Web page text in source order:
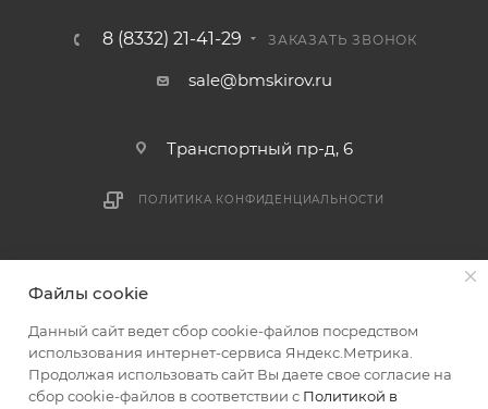
ВАЖНО: Покупатель обязан обеспечить наличие
отказаться от доставки. Стоимость повторной
Доставка заказов по России не осуществляется.
8 (8332) 21-41-29 ЗАКАЗАТЬ ЗВОНОК
sale@bmskirov.ru
Транспортный пр-д, 6
ПОЛИТИКА КОНФИДЕНЦИАЛЬНОСТИ
Файлы cookie
Данный сайт ведет сбор cookie-файлов посредством
использования интернет-сервиса Яндекс.Метрика.
Продолжая использовать сайт Вы даете свое согласие на
сбор cookie-файлов в соответствии с Политикой в